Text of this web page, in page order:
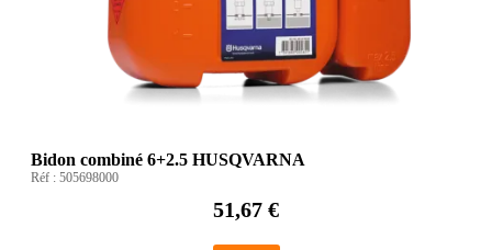
Bidon combiné 6+2.5 HUSQVARNA
Réf : 505698000
51,67 €